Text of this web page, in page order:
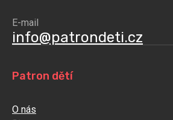
Patron dětí
O nás
E-mail
info@patrondeti.cz